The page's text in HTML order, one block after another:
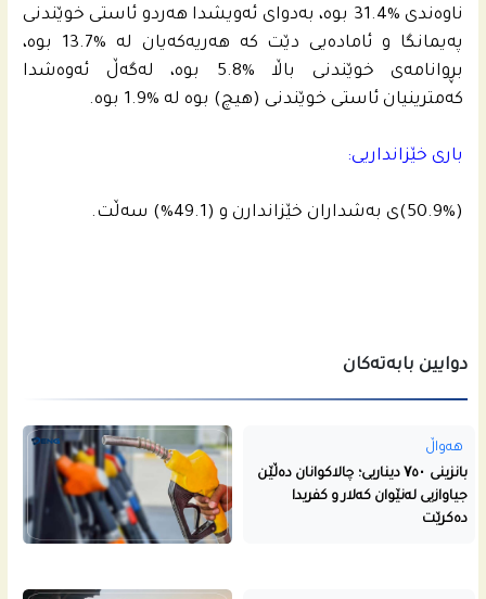
ناوه‌ندى %31.4 بوه‌، به‌دواى ئه‌ویشدا هه‌ردو ئاستى خوێندنى
په‌یمانگا و ئاماده‌يى دێت كه‌ هه‌ریه‌كه‌یان له‌ %13.7 بوه‌،
بڕوانامه‌ى خوێندنى باڵا %5.8 بوه‌، له‌گه‌ڵ ئه‌وه‌شدا
كه‌مترینیان ئاستى خوێندنى (هیچ) بوه‌ له‌ %1.9 بوه‌.
باری خێزانداریی:
(50.9%)ى به‌شداران خێزاندارن و (49.1%) سه‌ڵت.
دوایین بابەتەکان
هەواڵ
بانزینی ۷٥۰ دیناریی؛ چالاکوانان دەڵێن
جیاوازیی لەنێوان کەلار و کفریدا
دەکرێت